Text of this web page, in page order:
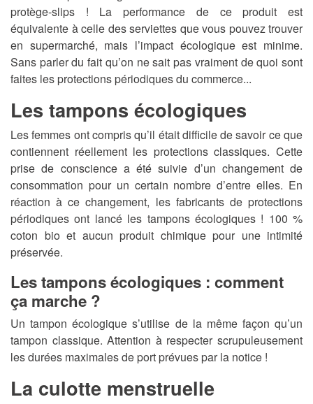
protège-slips ! La performance de ce produit est
équivalente à celle des serviettes que vous pouvez trouver
en supermarché, mais l’impact écologique est minime.
Sans parler du fait qu’on ne sait pas vraiment de quoi sont
faites les protections périodiques du commerce...
Les tampons écologiques
Les femmes ont compris qu’il était difficile de savoir ce que
contiennent réellement les protections classiques. Cette
prise de conscience a été suivie d’un changement de
consommation pour un certain nombre d’entre elles. En
réaction à ce changement, les fabricants de protections
périodiques ont lancé les tampons écologiques ! 100 %
coton bio et aucun produit chimique pour une intimité
préservée.
Les tampons écologiques : comment
ça marche ?
Un tampon écologique s’utilise de la même façon qu’un
tampon classique. Attention à respecter scrupuleusement
les durées maximales de port prévues par la notice !
La culotte menstruelle